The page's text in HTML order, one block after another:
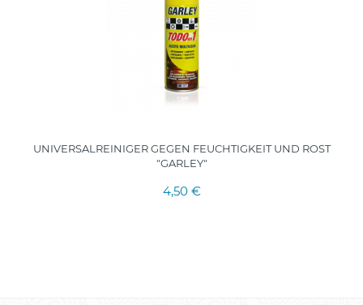
UNIVERSALREINIGER GEGEN FEUCHTIGKEIT UND ROST
"GARLEY"
4,50 €